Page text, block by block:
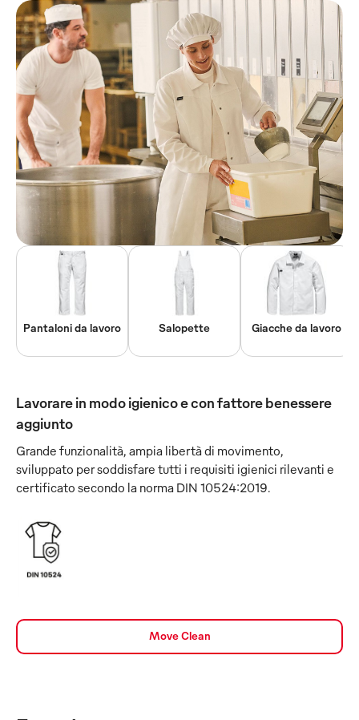
Pantaloni da lavoro Salopette Giacche da lavoro
Lavorare in modo igienico e con fattore benessere
aggiunto
Grande funzionalità, ampia libertà di movimento,
sviluppato per soddisfare tutti i requisiti igienici rilevanti e
certificato secondo la norma DIN 10524:2019.
Move Clean